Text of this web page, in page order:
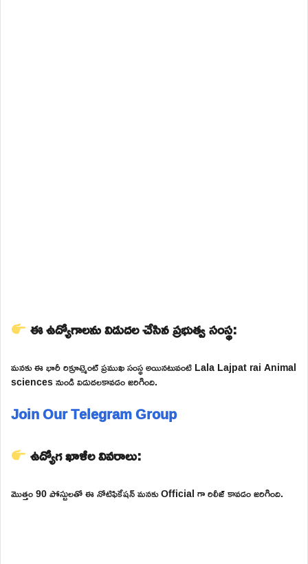
ఈ ఉద్యోగాలను విడుదల చేసిన ప్రభుత్వ సంస్థ:
మనకు ఈ భారీ రిక్రూట్మెంట్ ప్రముఖ సంస్థ అయినటువంటి Lala Lajpat rai Animal
sciences నుండి విడుదలకావడం జరిగింది.
Join Our Telegram Group
ఉద్యోగ ఖాళీల వివరాలు:
మొత్తం 90 పోస్టులతో ఈ నోటిఫికేషన్ మనకు Official గా రిలీజ్ కావడం జరిగింది.